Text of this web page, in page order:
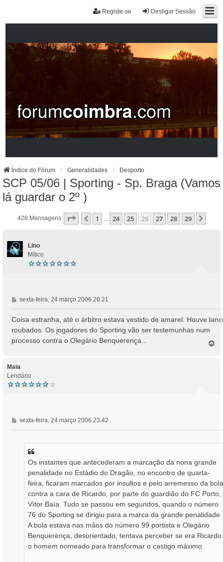
Desligar Sessão
Registe-se
Índice do Fórum Generalidades Desporto
SCP 05/06 | Sporting - Sp. Braga (Vamos
lá guardar o 2º )
428 Mensagens Página 26De29
Anterior
1 ... 24 25 26 27 28 29
Lino
Mítico
M
e
a
g
sexta-feira, 24 março 2006 20:21
Coisa estranha, até o árbitro estava vestido de amarel. Houve
roubados. Os jogadores do Sporting vão ser testemunhas num
processo contra o Olegário Benquerença...
Maia
Lendário
M
e
sexta-feira, 24 março 2006 23:42
Os instantes que antecederam a marcação da nona grande
penalidade no Estádio do Dragão, no encontro de quarta-
feira, ficaram marcados por insultos e pelo arremesso da bola
contra a cara de Ricardo, por parte do guardião do FC Porto,
Vítor Baía. Tudo se passou em segundos, quando o número
76 do Sporting se dirigiu para a marca da grande penalidade.
A bola estava nas mãos do número 99 portista e Olegário
Benquerença, desorientado, tentava perceber se era Ricardo
o homem nomeado para transformar o castigo máximo.